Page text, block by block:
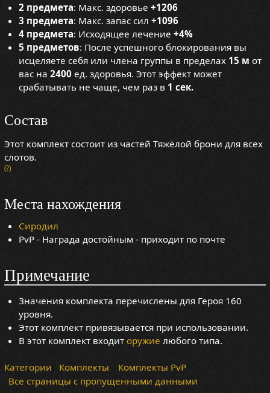
2 предмета: Макс. здоровье+1206
3 предмета: Макс. запас сил+1096
4 предмета: Исходящее лечение+4%
5 предметов: После успешного блокирования вы
исцеляете себя или члена группы в пределах 15 м от
вас на2400 ед. здоровья. Этот эффект может
срабатывать не чаще, чем раз в 1 сек.
Состав
Этот комплект состоит из частей Тяжёлой брони для всех
слотов.
(?)
Места нахождения
Сиродил
PvP - Награда достойным - приходит по почте
Примечание
Значения комплекта перечислены для Героя 160
уровня.
Этот комплект привязывается при использовании.
В этот комплект входиторужие любого типа.
Категории: Комплекты
Комплекты PvP
Все страницы с пропущенными данными